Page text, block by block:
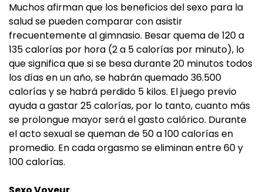
Muchos afirman que los beneficios del sexo para la
salud se pueden comparar con asistir
frecuentemente al gimnasio. Besar quema de 120 a
135 calorías por hora (2 a 5 calorías por minuto), lo
que significa que si se besa durante 20 minutos todos
los días en un año, se habrán quemado 36.500
calorías y se habrá perdido 5 kilos. El juego previo
ayuda a gastar 25 calorías, por lo tanto, cuanto más
se prolongue mayor será el gasto calórico. Durante
el acto sexual se queman de 50 a 100 calorías en
promedio. En cada orgasmo se eliminan entre 60 y
100 calorías.